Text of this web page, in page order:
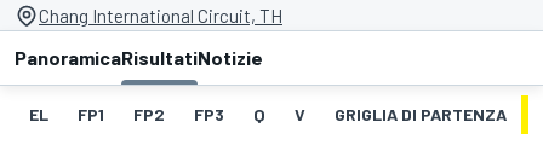
Chang International Circuit, TH
PanoramicaRisultatiNotizie
EL FP1 FP2 FP3 Q V GRIGLIA DI PARTENZA